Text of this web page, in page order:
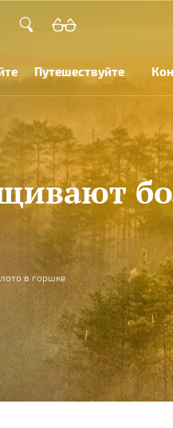
Путешествуйте
в горшке